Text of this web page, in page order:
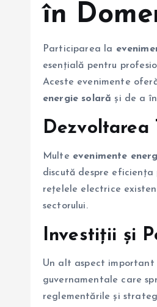
în
Participarea la
esențială pentru
Aceste evenimente
energie solară și de a
Dezvoltarea
Multe evenimente
discută despre eficiența
rețelele electrice
sectorului.
Investiții și
Un alt aspect
guvernamentale care
reglementările și